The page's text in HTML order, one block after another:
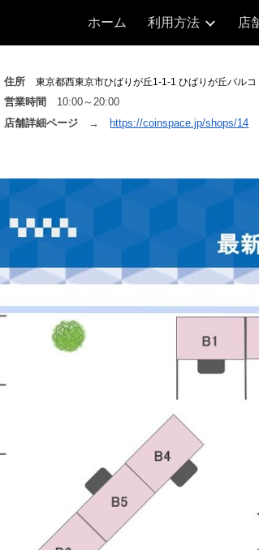
ホーム 利用方法 店
住所東京都西東京市ひばりが丘1-1-1 ひばりが丘パルコ
営業時間 10:00～20:00
店舗詳細ページ
→ https://coinspace.jp/shops/14